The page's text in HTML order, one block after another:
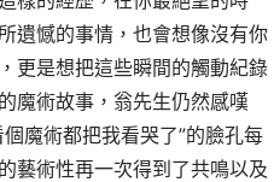
遺憾的事情，也會想像沒有你
更是想把這些瞬間的觸動紀錄
魔術故事，翁先生仍然感嘆
魔術都把我看哭了”的臉孔每
藝術性再一次得到了共鳴以及